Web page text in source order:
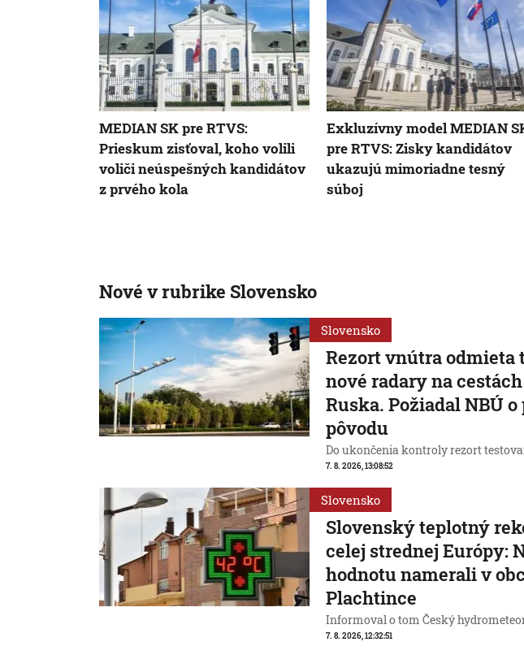
MEDIAN SK pre RTVS:
Prieskum zisťoval, koho volili
voliči neúspešných kandidátov
z prvého kola
Exkluzívny model MEDIAN
pre RTVS: Zisky kandidátov
ukazujú mimoriadne tesný
súboj
Nové v rubrike Slovensko
Slovensko
Rezort vnútra odmieta
nové radary na
Ruska. Požiadal NBÚ
pôvodu
Do ukončenia kontroly rezort
7. 8. 2026, 13:08:52
Slovensko
Slovenský teplotný
celej strednej Európy:
hodnotu namerali v
Plachtince
Informoval o tom Český
7. 8. 2026, 12:32:51